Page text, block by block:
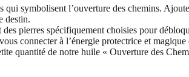
qui symbolisent l’ouverture des chemins.
destin.
pierres spécifiquement choisies pour
connecter à l’énergie protectrice et magique
quantité de notre huile « Ouverture des